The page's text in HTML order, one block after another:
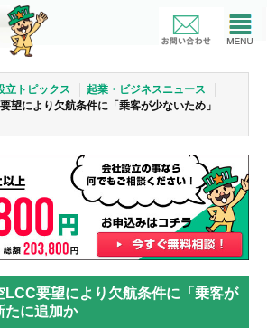
立トピックス
起業・ビジネスニュース
望により欠航条件に「乗客が少ないため」
LCC要望により欠航条件に「乗客が
たに追加か